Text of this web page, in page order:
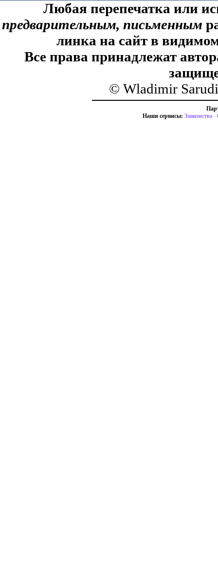
Любая перепечатка или
предварительным, письменным
линка на сайт в
Все права принадлежат
© Wladimir
Наши сервисы: Знакомства -